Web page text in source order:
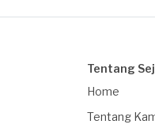
Tentang
Home
Tentang